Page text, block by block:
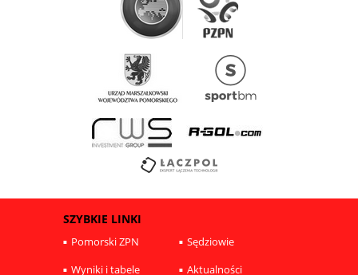
SZYBKIE LINKI
Pomorski ZPN
Sędziowie
Wyniki i tabele
Aktualności